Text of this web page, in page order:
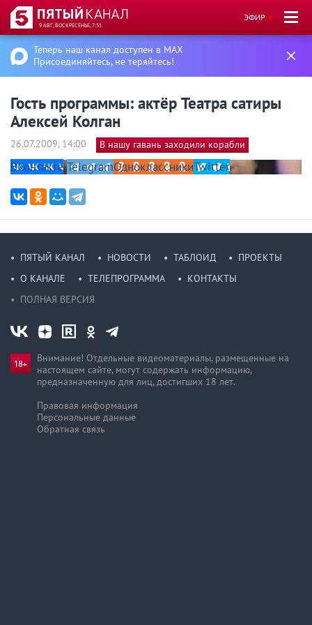
9 АВГ, ВОСКРЕСЕНЬЕ, 7:51
ЭФИР
Теперь наш канал доступен в MAX
Присоединяйтесь, не теряйтесь!
Гость программы: актёр Театра сатиры
Алексей Колган
26.07.2009, 14:00 В нашу гавань заходили корабли
ВКонтакте TelegramОдноклассникиTwitter
ПЯТЫЙ КАНАЛ НОВОСТИ ТАБЛОИД
ПРОЕКТЫ
О КАНАЛЕ
ТЕЛЕПРОГРАММА
КОНТАКТЫ
ПОЛНАЯ ВЕРСИЯ
Внимание! Отдельные видеоматериалы, размещенные на
настоящем сайте, могут содержать информацию,
предназначен­ную для лиц, достигших 18 лет.
Правовая информация
Персональные данные
Обратная связь